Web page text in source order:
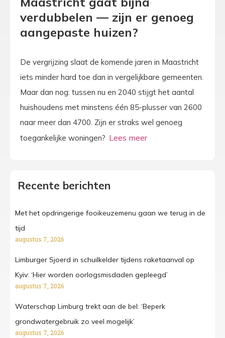
verdubbelen — zijn er genoeg
aangepaste huizen?
De vergrijzing slaat de komende jaren in Maastricht
iets minder hard toe dan in vergelijkbare gemeenten.
Maar dan nog: tussen nu en 2040 stijgt het aantal
huishoudens met minstens één 85-plusser van 2600
naar meer dan 4700. Zijn er straks wel genoeg
toegankelijke woningen?
Recente berichten
Met het opdringerige fooikeuzemenu gaan we terug in de
tijd
augustus 7, 2026
Limburger Sjoerd in schuilkelder tijdens raketaanval op
Kyiv: ‘Hier worden oorlogsmisdaden gepleegd’
augustus 7, 2026
Waterschap Limburg trekt aan de bel: ‘Beperk
grondwatergebruik zo veel mogelijk’
augustus 7, 2026